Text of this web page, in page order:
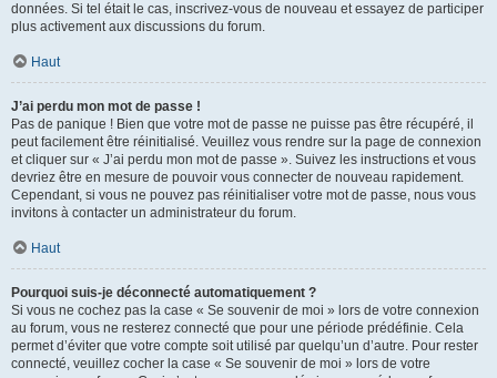
données. Si tel était le cas, inscrivez-vous de nouveau et essayez de participer
plus activement aux discussions du forum.
Haut
J’ai perdu mon mot de passe !
Pas de panique ! Bien que votre mot de passe ne puisse pas être récupéré, il
peut facilement être réinitialisé. Veuillez vous rendre sur la page de connexion
et cliquer sur « J’ai perdu mon mot de passe ». Suivez les instructions et vous
devriez être en mesure de pouvoir vous connecter de nouveau rapidement.
Cependant, si vous ne pouvez pas réinitialiser votre mot de passe, nous vous
invitons à contacter un administrateur du forum.
Haut
Pourquoi suis-je déconnecté automatiquement ?
Si vous ne cochez pas la case « Se souvenir de moi » lors de votre connexion
au forum, vous ne resterez connecté que pour une période prédéfinie. Cela
permet d’éviter que votre compte soit utilisé par quelqu’un d’autre. Pour rester
connecté, veuillez cocher la case « Se souvenir de moi » lors de votre